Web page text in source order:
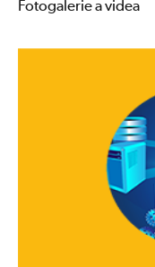
Fotogalerie a videa